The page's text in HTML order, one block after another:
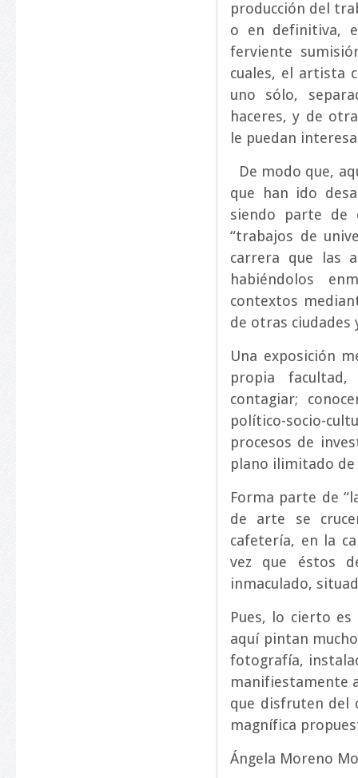
producción del
o en definitiva,
ferviente
cuales, el artista
uno sólo,
haceres, y de
le puedan
De modo que,
que han ido
siendo parte de
“trabajos de
carrera que las
habiéndolos
contextos
de otras ciudades
Una exposición
propia
contagiar;
político-socio-
procesos de
plano ilimitado de
Forma parte de
de arte se
cafetería, en la
vez que éstos
inmaculado,
Pues, lo cierto es
aquí pintan
fotografía,
manifiestamente
que disfruten del
magnífica
Ángela Moreno